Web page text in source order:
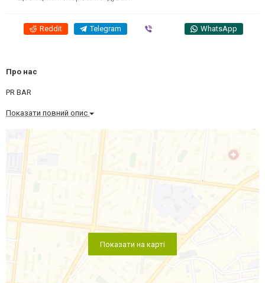
Reddit Telegram WhatsApp
Про нас
PR BAR
Показати повний опис
Показати на карті